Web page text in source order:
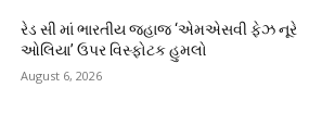
રેડ સી માં ભારતીય જહાજ ‘એમએસવી ફેઝ નૂરે
ઓલિયા’ ઉપર વિસ્ફોટક હુમલો
August 6, 2026